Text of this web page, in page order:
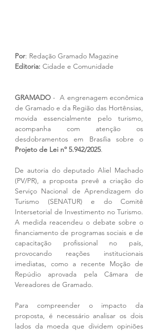
Por: Redação Gramado Magazine
Editoria: Cidade e Comunidade
GRAMADO -  A engrenagem econômica
de Gramado e da Região das Hortênsias,
movida essencialmente pelo turismo,
acompanha com atenção os
Projeto de Lei nº 5.942/2025.
De autoria do deputado Aliel Machado
(PV/PR), a proposta prevê a criação do
Serviço Nacional de Aprendizagem do
Turismo (SENATUR) e do Comitê
Intersetorial de Investimento no Turismo.
A medida reacendeu o debate sobre o
financiamento de programas sociais e de
capacitação profissional no país,
provocando reações institucionais
imediatas, como a recente Moção de
Repúdio aprovada pela Câmara de
Vereadores de Gramado.
Para compreender o impacto da
proposta, é necessário analisar os dois
lados da moeda que dividem opiniões